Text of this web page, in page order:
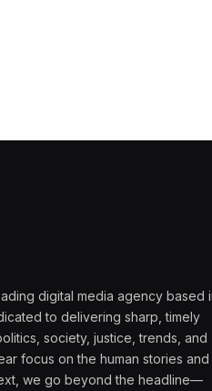
digital media agency based
to delivering sharp, timely
society, justice, trends, and
focus on the human stories and
we go beyond the headline—